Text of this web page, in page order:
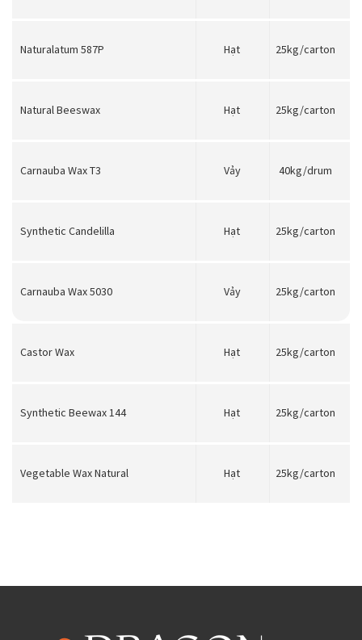
Naturalatum 587P Hạt 25kg/carton
Natural Beeswax Hạt 25kg/carton
Carnauba Wax T3 Vảy 40kg/drum
Synthetic Candelilla Hạt 25kg/carton
Carnauba Wax 5030 Vảy 25kg/carton
Castor Wax Hạt 25kg/carton
Synthetic Beewax 144 Hạt 25kg/carton
Vegetable Wax Natural Hạt 25kg/carton